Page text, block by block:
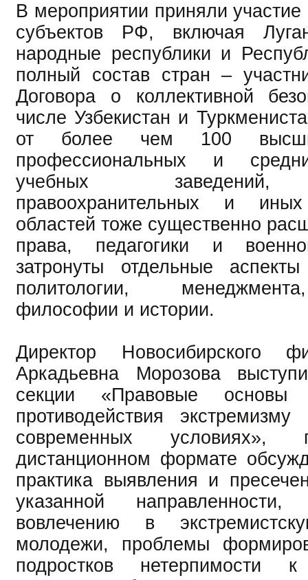
В мероприятии приняли участие
субъектов РФ, включая
народные республики и
полный состав стран –
Договора о коллективной
числе Узбекистан и
от более чем 100
профессиональных и
учебных заведений,
правоохранительных и
областей тоже существенно
права, педагогики и
затронуты отдельные аспекты
политологии,
философии и истории.
Директор Новосибирского
Аркадьевна Морозова
секции «Правовые основы
противодействия
современных
дистанционном формате
практика выявления и
указанной направленности,
вовлечению в
молодежи, проблемы
подростков нетерпимости к